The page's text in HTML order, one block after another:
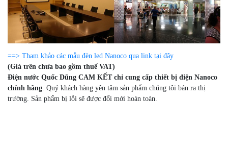
==> Tham khảo các mẫu đèn led Nanoco qua link tại đây
(Giá trên chưa bao gồm thuế VAT)
Điện nước Quốc Dũng CAM KẾT chỉ cung cấp thiết bị điện Nanoco
chính hãng. Quý khách hàng yên tâm sản phẩm chúng tôi bán ra thị
trường. Sản phẩm bị lỗi sẽ được đổi mới hoàn toàn.